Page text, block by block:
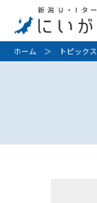
ホーム ＞ トピックス